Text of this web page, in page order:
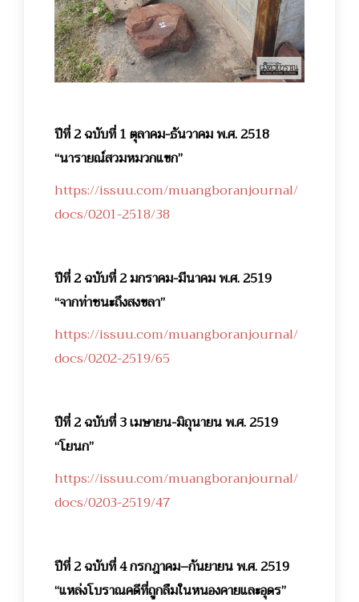
ปีที่ 2 ฉบับที่ 1 ตุลาคม-ธันวาคม พ.ศ. 2518
“นารายณ์สวมหมวกแขก”
https://issuu.com/muangboranjournal/
docs/0201-2518/38
ปีที่ 2 ฉบับที่ 2 มกราคม-มีนาคม พ.ศ. 2519
“จากท่าชนะถึงสงขลา”
https://issuu.com/muangboranjournal/
docs/0202-2519/65
ปีที่ 2 ฉบับที่ 3 เมษายน-มิถุนายน พ.ศ. 2519
“โยนก”
https://issuu.com/muangboranjournal/
docs/0203-2519/47
ปีที่ 2 ฉบับที่ 4 กรกฎาคม–กันยายน พ.ศ. 2519
“แหล่งโบราณคดีที่ถูกลืมในหนองคายและอุดร”